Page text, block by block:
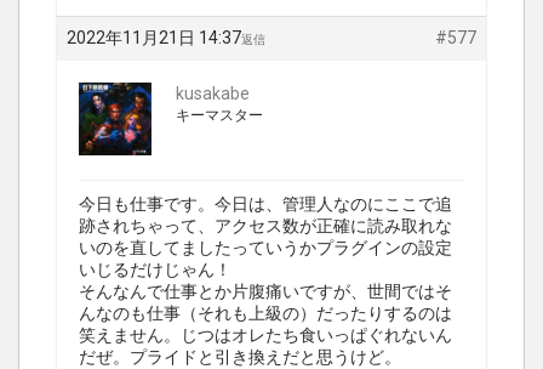
2022年11月21日 14:37 #577
返信
kusakabe
キーマスター
今日も仕事です。今日は、管理人なのにここで追
跡されちゃって、アクセス数が正確に読み取れな
いのを直してましたっていうかプラグインの設定
いじるだけじゃん！
そんなんで仕事とか片腹痛いですが、世間ではそ
んなのも仕事（それも上級の）だったりするのは
笑えません。じつはオレたち食いっぱぐれないん
だぜ。プライドと引き換えだと思うけど。